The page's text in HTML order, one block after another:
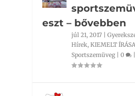
eszt – bővebben
júl 21, 2017 |
Hírek,KIEMELT
Sportszemüveg |0 |